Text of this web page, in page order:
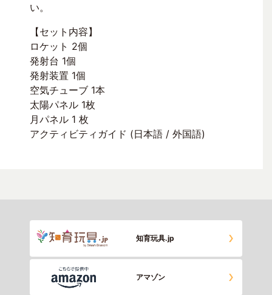
い。
【セット内容】
ロケット 2個
発射台 1個
発射装置 1個
空気チューブ 1本
太陽パネル 1枚
月パネル 1 枚
アクティビティガイド (日本語 / 外国語)
知育玩具.jp
アマゾン